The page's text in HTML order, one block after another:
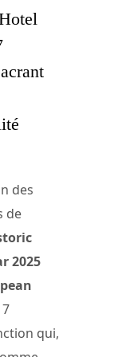
des
de
2025
qui,